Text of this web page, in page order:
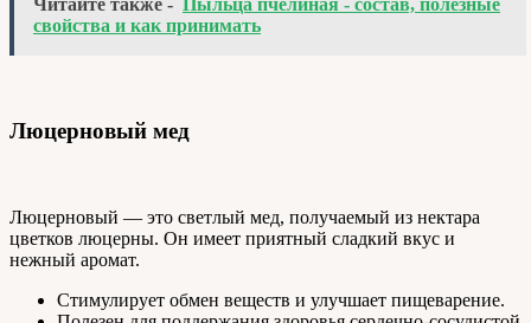
Читайте также - Пыльца пчелиная - состав, полезные
свойства и как принимать
Люцерновый мед
Люцерновый — это светлый мед, получаемый из нектара
цветков люцерны. Он имеет приятный сладкий вкус и
нежный аромат.
Стимулирует обмен веществ и улучшает пищеварение.